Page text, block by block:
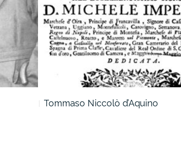
Tommaso Niccolò d’Aquino